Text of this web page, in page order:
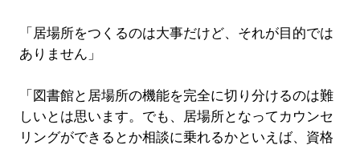
「居場所をつくるのは大事だけど、それが目的では
ありません」
「図書館と居場所の機能を完全に切り分けるのは難
しいとは思います。でも、居場所となってカウンセ
リングができるとか相談に乗れるかといえば、資格